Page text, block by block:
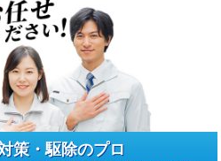
策・駆除のプロ